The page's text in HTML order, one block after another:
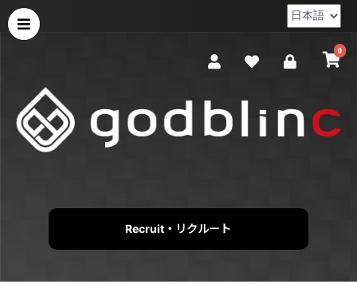
0
Recruit・リクルート